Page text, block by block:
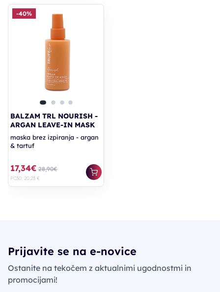
-40%
BALZAM TRL NOURISH -
ARGAN LEAVE-IN MASK
maska brez izpiranja - argan
& tartuf
17,34€ 28,90€
PC30: 20,23 €
Prijavite se na e-novice
Ostanite na tekočem z aktualnimi ugodnostmi in
promocijami!